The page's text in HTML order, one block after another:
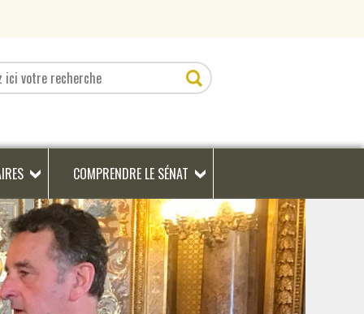
COMPRENDRE LE SÉNAT